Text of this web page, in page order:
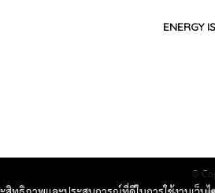
ENERGY
©